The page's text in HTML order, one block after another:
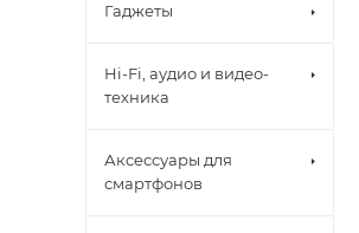
Гаджеты
Hi-Fi, аудио и видео-
техника
Аксессуары для
смартфонов